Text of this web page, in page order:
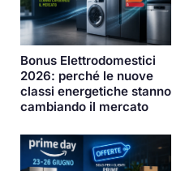
Bonus Elettrodomestici
2026: perché le nuove
classi energetiche stanno
cambiando il mercato